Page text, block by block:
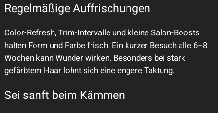
Regelmäßige Auffrischungen
Color-Refresh, Trim-Intervalle und kleine Salon-Boosts
halten Form und Farbe frisch. Ein kurzer Besuch alle 6–8
Wochen kann Wunder wirken. Besonders bei stark
gefärbtem Haar lohnt sich eine engere Taktung.
Sei sanft beim Kämmen